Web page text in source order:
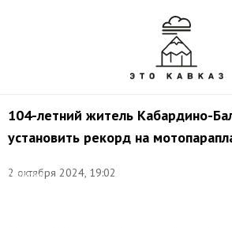
104-летний житель Кабардино-
установить рекорд на
2 октября 2024, 19:02
Наталья